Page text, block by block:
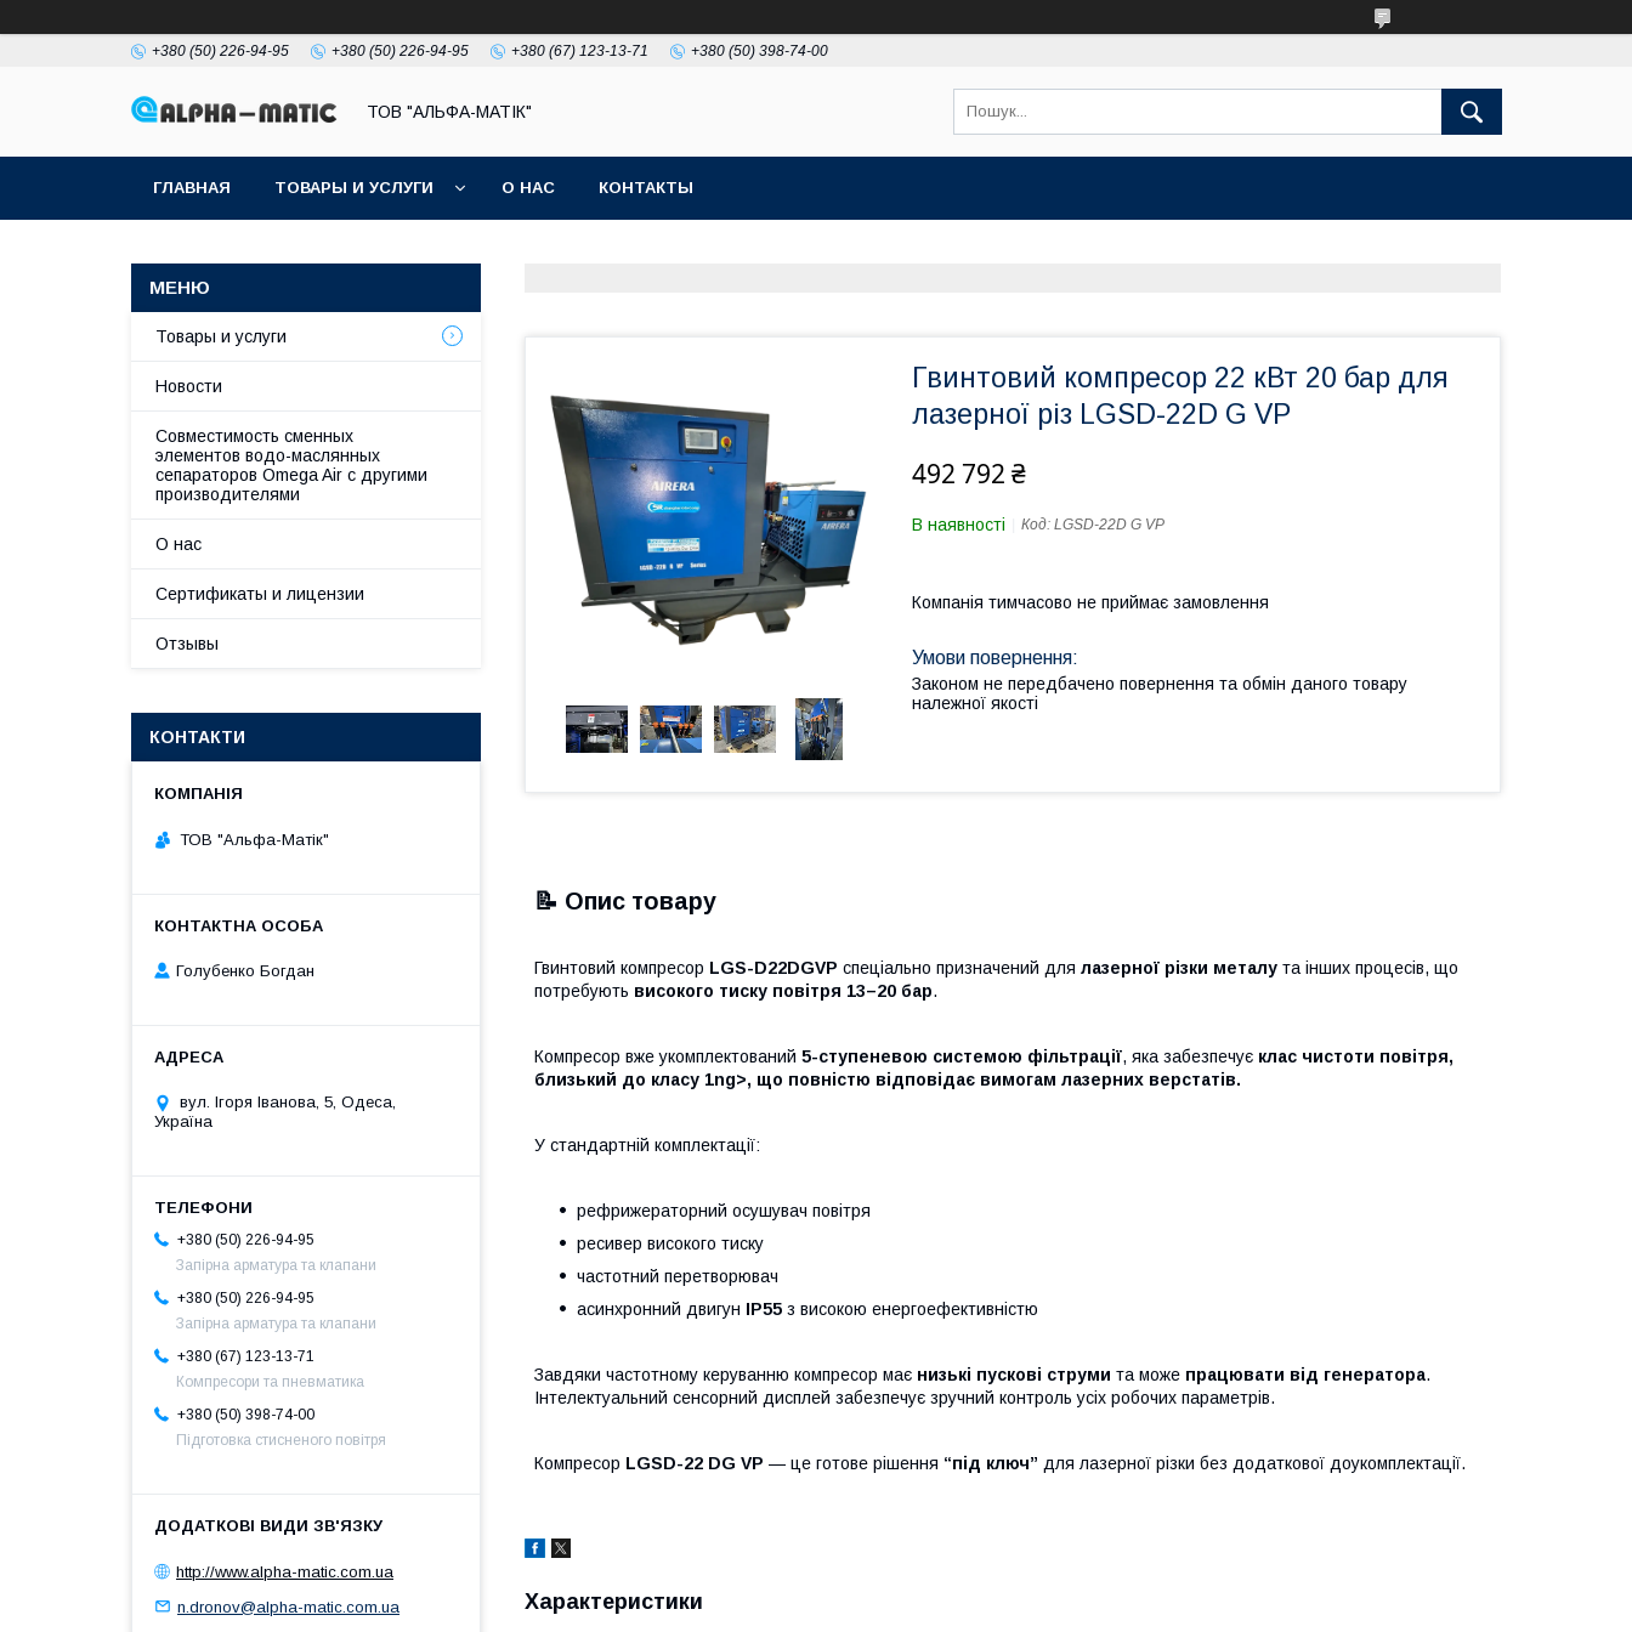
+380 (50) 226-94-95 +380 (50) 226-94-95 +380 (67) 123-13-71 +380 (50) 398-74-00
ТОВ "АЛЬФА-МАТІК"
ГЛАВНАЯ ТОВАРЫ И УСЛУГИ О НАС КОНТАКТЫ
Гвинтовий компресор 22 кВт 20 бар для
лазерної різ LGSD-22D G VP
492 792 ₴
В наявності Код: LGSD-22D G VP
Компанія тимчасово не приймає замовлення
Законом не передбачено повернення та обмін даного товару
належної якості
📝 Опис товару
Гвинтовий компресор LGS-D22DGVP спеціально призначений для лазерної різки металу та інших процесів, що
потребують високого тиску повітря 13–20 бар.
Компресор вже укомплектований 5-ступеневою системою фільтрації, яка забезпечує клас чистоти повітря,
близький до класу 1ng>, що повністю відповідає вимогам лазерних верстатів.
У стандартній комплектації:
рефрижераторний осушувач повітря
ресивер високого тиску
частотний перетворювач
асинхронний двигун IP55 з високою енергоефективністю
Завдяки частотному керуванню компресор має низькі пускові струми та може працювати від генератора.
Інтелектуальний сенсорний дисплей забезпечує зручний контроль усіх робочих параметрів.
Компресор LGSD-22 DG VP — це готове рішення “під ключ” для лазерної різки без додаткової доукомплектації.
Характеристики
Товары и услуги
Новости
Совместимость сменных
элементов водо-маслянных
сепараторов Omega Air с другими
производителями
О нас
Сертификаты и лицензии
Отзывы
КОНТАКТИ
ТОВ "Альфа-Матік"
Голубенко Богдан
вул. Ігоря Іванова, 5, Одеса,
Україна
+380 (50) 226-94-95
Запірна арматура та клапани
+380 (50) 226-94-95
Запірна арматура та клапани
+380 (67) 123-13-71
Компресори та пневматика
+380 (50) 398-74-00
Підготовка стисненого повітря
http://www.alpha-matic.com.ua
n.dronov@alpha-matic.com.ua